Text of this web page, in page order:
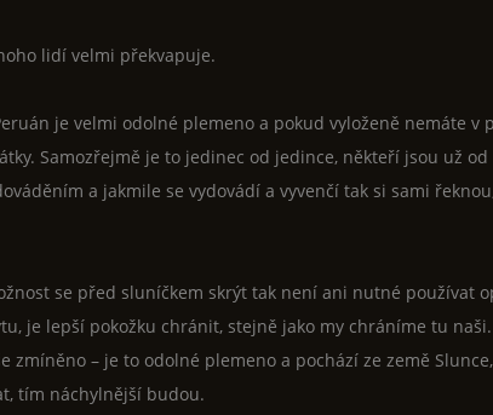
lidí velmi překvapuje.
je velmi odolné plemeno a pokud vyloženě nemáte v
Samozřejmě je to jedinec od jedince, někteří jsou už od
a jakmile se vydovádí a vyvenčí tak si sami
se před sluníčkem skrýt tak není ani nutné používat
je lepší pokožku chránit, stejně jako my chráníme tu
– je to odolné plemeno a pochází ze země
tím náchylnější budou.